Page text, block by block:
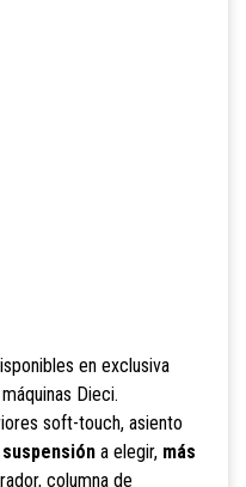
en exclusiva
Dieci.
soft-touch, asiento
a elegir, más
columna de